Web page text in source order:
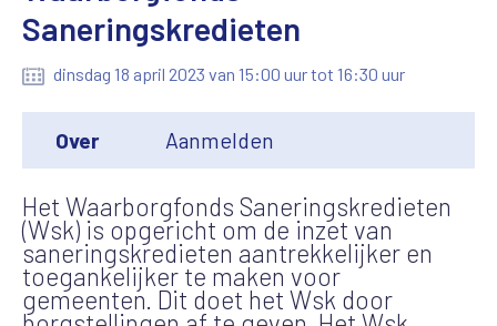
Saneringskredieten
dinsdag 18 april 2023 van 15:00 uur tot 16:30 uur
Over Aanmelden
Het Waarborgfonds Saneringskredieten
(Wsk) is opgericht om de inzet van
saneringskredieten aantrekkelijker en
toegankelijker te maken voor
gemeenten. Dit doet het Wsk door